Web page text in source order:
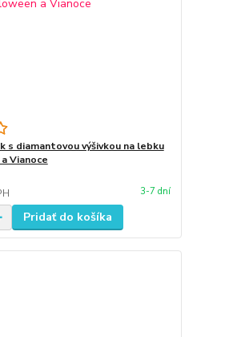
s diamantovou výšivkou na lebku
Vianoce
3-7 dní
Pridať do košíka